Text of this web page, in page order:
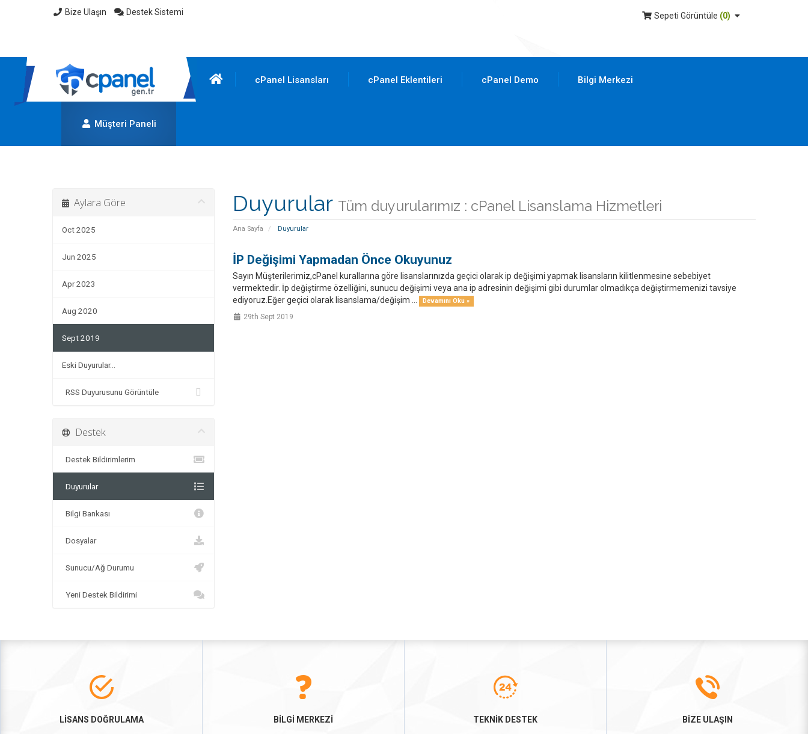
Bize Ulaşın Destek Sistemi Sepeti Görüntüle (0)
cPanel Lisansları cPanel Eklentileri cPanel Demo Bilgi Merkezi
Müşteri Paneli
Duyurular Tüm duyurularımız : cPanel Lisanslama Hizmetleri
Ana Sayfa Duyurular
Aylara Göre
Oct 2025
Jun 2025
Apr 2023
Aug 2020
Sept 2019
Eski Duyurular...
RSS Duyurusunu Görüntüle
İP Değişimi Yapmadan Önce Okuyunuz
Sayın Müşterilerimiz,cPanel kurallarına göre lisanslarınızda geçici olarak ip değişimi yapmak lisansların kilitlenmesine sebebiyet
vermektedir. İp değiştirme özelliğini, sunucu değişimi veya ana ip adresinin değişimi gibi durumlar olmadıkça değiştirmemenizi tavsiye
ediyoruz.Eğer geçici olarak lisanslama/değişim ...
Devamını Oku »
29th Sept 2019
Destek
Destek Bildirimlerim
Duyurular
Bilgi Bankası
Dosyalar
Sunucu/Ağ Durumu
Yeni Destek Bildirimi
LİSANS DOĞRULAMA BİLGİ MERKEZİ TEKNİK DESTEK BİZE ULAŞIN